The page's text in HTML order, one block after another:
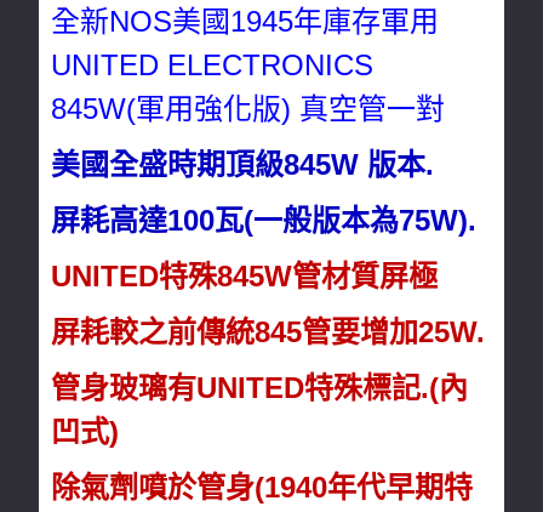
全新NOS美國1945年庫存軍用
UNITED ELECTRONICS
845W(軍用強化版) 真空管一對
美國全盛時期頂級845W 版本.
屏耗高達100瓦(一般版本為75W).
UNITED特殊845W管材質屏極
屏耗較之前傳統845管要增加25W.
管身玻璃有UNITED特殊標記.(內
凹式)
除氣劑噴於管身(1940年代早期特